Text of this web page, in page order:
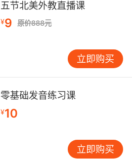
五节北美外教直播课
¥9 原价888元
立即购买
零基础发音练习课
¥10
立即购买